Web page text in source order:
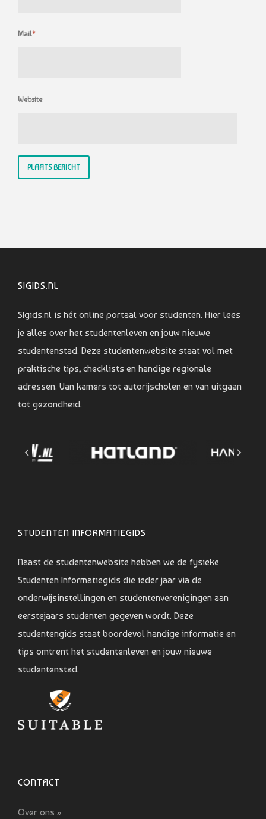
Mail*
Website
SIGIDS.NL
SIgids.nl is hét online portaal voor studenten. Hier lees
je alles over het studentenleven en jouw nieuwe
studentenstad. Deze studentenwebsite staat vol met
praktische tips, checklists en handige regionale
adressen. Van kamers tot autorijscholen en van uitgaan
tot gezondheid.
STUDENTEN INFORMATIEGIDS
Naast de studentenwebsite hebben we de fysieke
Studenten Informatiegids die ieder jaar via de
onderwijsinstellingen en studentenverenigingen aan
eerstejaars studenten gegeven wordt. Deze
studentengids staat boordevol handige informatie en
tips omtrent het studentenleven en jouw nieuwe
studentenstad.
CONTACT
Over ons »